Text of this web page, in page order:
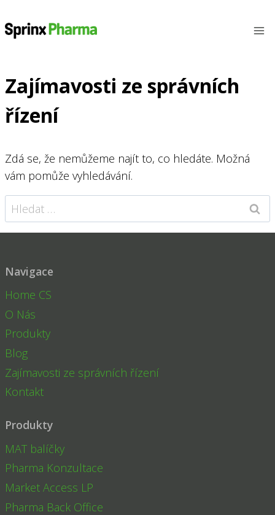
na
obsah
Zajímavosti ze správních
řízení
Zdá se, že nemůžeme najít to, co hledáte. Možná
vám pomůže vyhledávání.
Vyhledávání
Navigace
Home CS
O Nás
Produkty
Blog
Zajímavosti ze správních řízení
Kontakt
Produkty
MAT balíčky
Pharma Konzultace
Market Access LP
Pharma Back Office